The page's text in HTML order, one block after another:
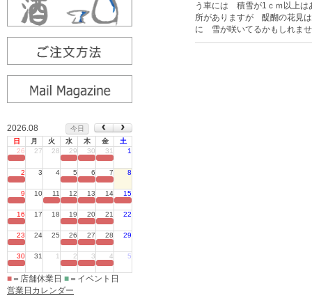
2026.08
今日
日
月 火 水 木 金
土
26
27 28 29 30 31 1
2 3 4 5 6 7 8
9 10 11 12 13 14 15
16 17 18 19 20 21 22
23 24 25 26 27 28 29
30 31 1 2 3 4 5
■ ＝店舗休業日 ■ ＝イベント日
営業日カレンダー
う車には 積雪が1ｃｍ以上
所がありますが 醍醐の花見
に 雪が咲いてるかもしれま